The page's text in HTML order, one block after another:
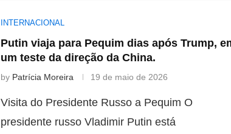
INTERNACIONAL
Putin viaja para Pequim dias após Trump,
um teste da direção da China.
by Patrícia Moreira 19 de maio de 2026
Visita do Presidente Russo a Pequim O
presidente russo Vladimir Putin está